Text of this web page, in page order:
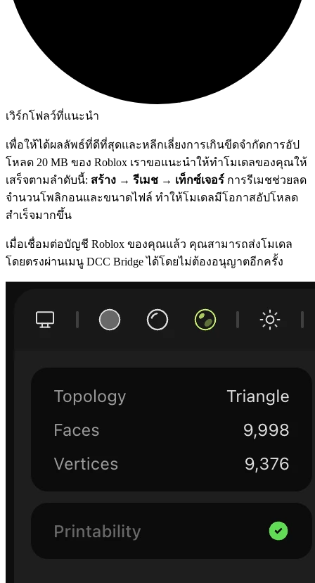
เวิร์กโฟลว์ที่แนะนำ
เพื่อให้ได้ผลลัพธ์ที่ดีที่สุดและหลีกเลี่ยงการเกินขีดจำกัดการอัป
โหลด 20 MB ของ Roblox เราขอแนะนำให้ทำโมเดลของคุณให้
เสร็จตามลำดับนี้: สร้าง → รีเมช → เท็กซ์เจอร์ การรีเมชช่วยลด
จำนวนโพลิกอนและขนาดไฟล์ ทำให้โมเดลมีโอกาสอัปโหลด
สำเร็จมากขึ้น
เมื่อเชื่อมต่อบัญชี Roblox ของคุณแล้ว คุณสามารถส่งโมเดล
โดยตรงผ่านเมนู DCC Bridge ได้โดยไม่ต้องอนุญาตอีกครั้ง